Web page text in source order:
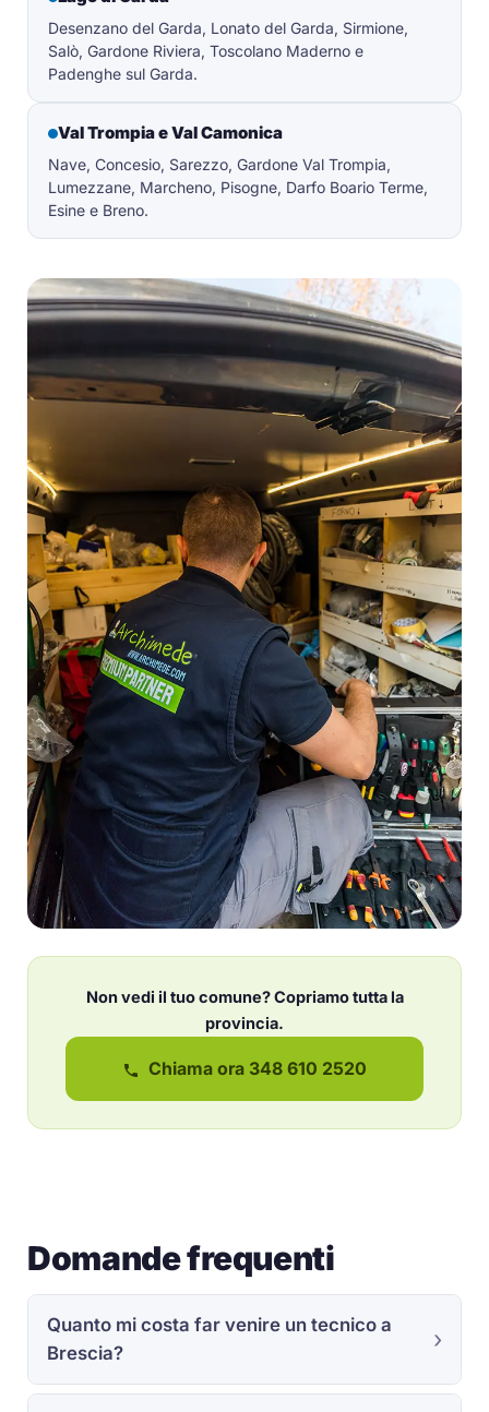
Desenzano del Garda, Lonato del Garda, Sirmione,
Salò, Gardone Riviera, Toscolano Maderno e
Padenghe sul Garda.
Val Trompia e Val Camonica
Nave, Concesio, Sarezzo, Gardone Val Trompia,
Lumezzane, Marcheno, Pisogne, Darfo Boario Terme,
Esine e Breno.
Non vedi il tuo comune? Copriamo tutta la
provincia.
Chiama ora 348 610 2520
Domande frequenti
Quanto mi costa far venire un tecnico a
Brescia?